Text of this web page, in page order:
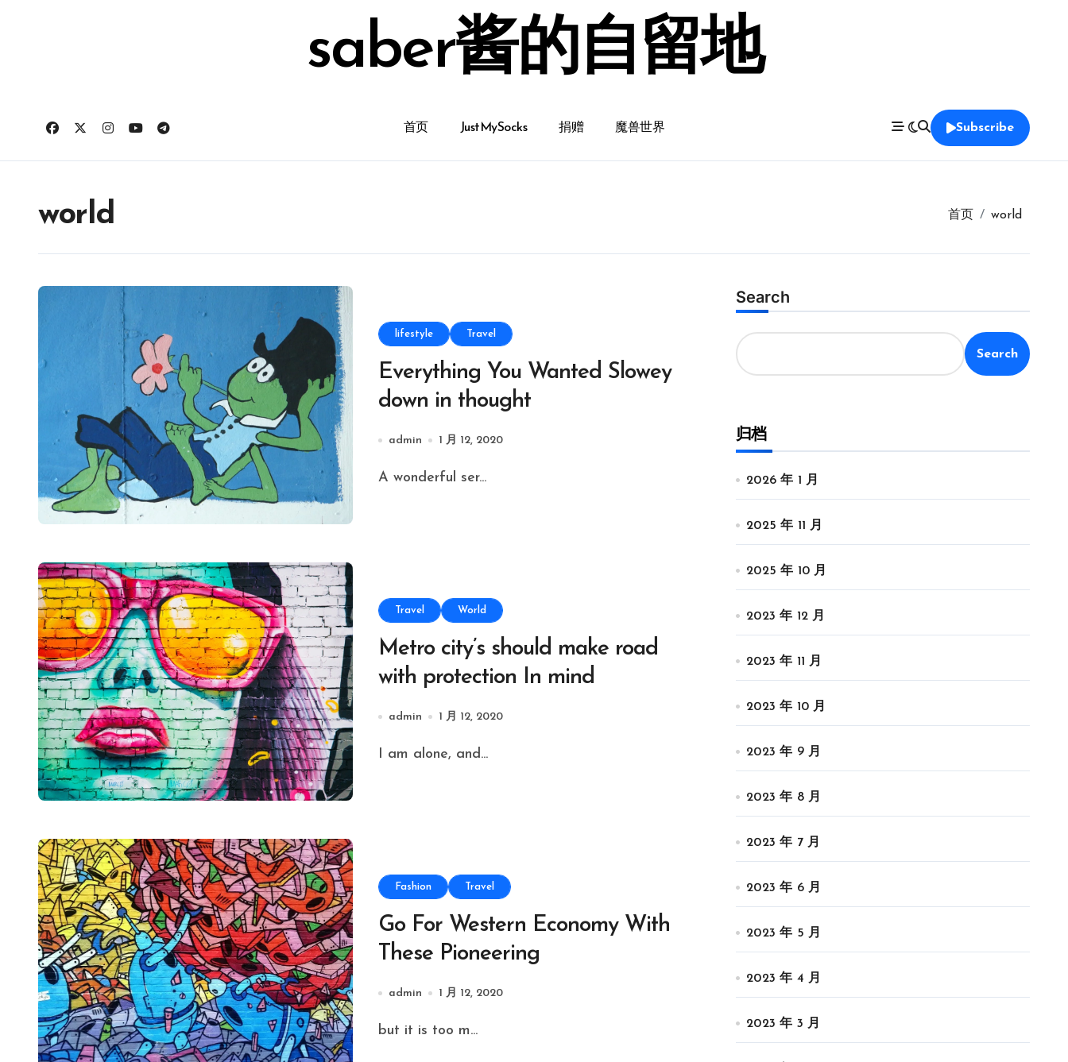
saber酱的自留地
首页 JustMySocks 捐赠 魔兽世界 Subscribe
world 首页 world
lifestyle Travel
Everything You Wanted Slowey
down in thought
admin 1 月 12, 2020
A wonderful ser...
Travel World
Metro city’s should make road
with protection In mind
admin 1 月 12, 2020
I am alone, and...
Fashion Travel
Go For Western Economy With
These Pioneering
admin 1 月 12, 2020
but it is too m...
Search
Search
归档
2026 年 1 月
2025 年 11 月
2025 年 10 月
2023 年 12 月
2023 年 11 月
2023 年 10 月
2023 年 9 月
2023 年 8 月
2023 年 7 月
2023 年 6 月
2023 年 5 月
2023 年 4 月
2023 年 3 月